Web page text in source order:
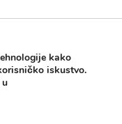
kako
iskustvo.